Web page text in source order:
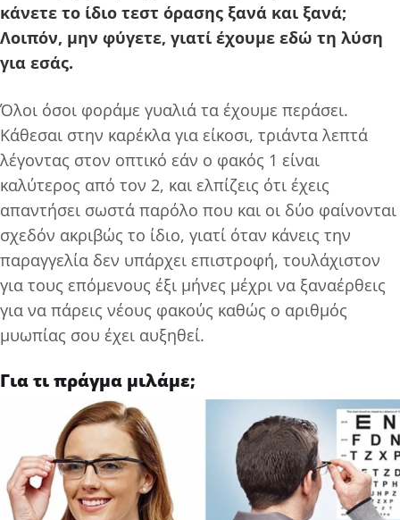
κάνετε το ίδιο τεστ όρασης ξανά και ξανά;
Λοιπόν, μην φύγετε, γιατί έχουμε εδώ τη λύση
για εσάς.
Όλοι όσοι φοράμε γυαλιά τα έχουμε περάσει.
Κάθεσαι στην καρέκλα για είκοσι, τριάντα λεπτά
λέγοντας στον οπτικό εάν ο φακός 1 είναι
καλύτερος από τον 2, και ελπίζεις ότι έχεις
απαντήσει σωστά παρόλο που και οι δύο φαίνονται
σχεδόν ακριβώς το ίδιο, γιατί όταν κάνεις την
παραγγελία δεν υπάρχει επιστροφή, τουλάχιστον
για τους επόμενους έξι μήνες μέχρι να ξαναέρθεις
για να πάρεις νέους φακούς καθώς ο αριθμός
μυωπίας σου έχει αυξηθεί.
Για τι πράγμα μιλάμε;